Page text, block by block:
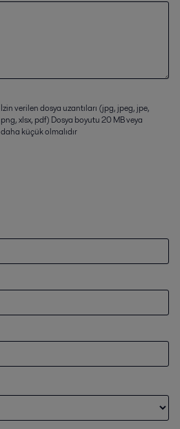
İzin verilen dosya uzantıları (jpg, jpeg, jpe,
png, xlsx, pdf) Dosya boyutu 20 MB veya
daha küçük olmalıdır